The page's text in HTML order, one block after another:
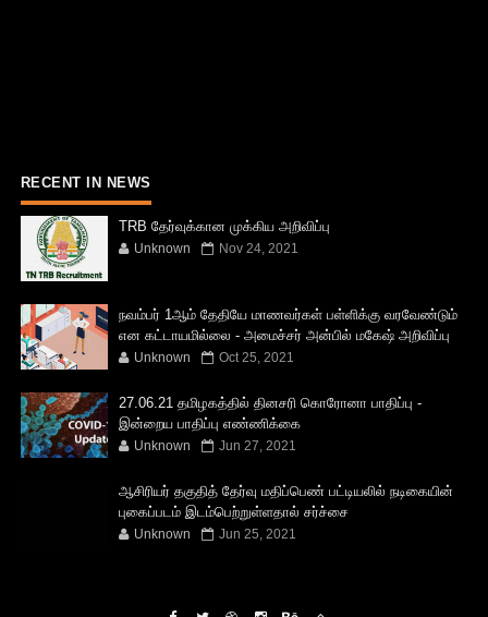
RECENT IN NEWS
TRB தேர்வுக்கான முக்கிய அறிவிப்பு
Unknown Nov 24, 2021
நவம்பர் 1ஆம் தேதியே மாணவர்கள் பள்ளிக்கு வரவேண்டும்
என கட்டாயமில்லை - அமைச்சர் அன்பில் மகேஷ் அறிவிப்பு
Unknown Oct 25, 2021
27.06.21 தமிழகத்தில் தினசரி கொரோனா பாதிப்பு -
இன்றைய பாதிப்பு எண்ணிக்கை
Unknown Jun 27, 2021
ஆசிரியர் தகுதித் தேர்வு மதிப்பெண் பட்டியலில் நடிகையின்
புகைப்படம் இடம்பெற்றுள்ளதால் சர்ச்சை
Unknown Jun 25, 2021